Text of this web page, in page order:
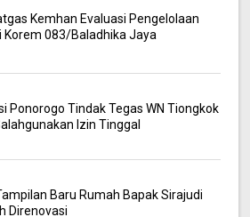
Kemhan Evaluasi Pengelolaan
Korem 083/Baladhika Jaya
Ponorogo Tindak Tegas WN Tiongkok
Izin Tinggal
Baru Rumah Bapak Sirajudi
Direnovasi